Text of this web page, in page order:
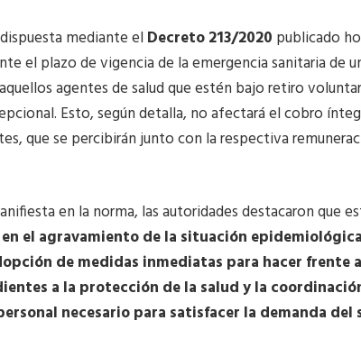
mediante el Decreto 213/2020 publicado
el plazo de vigencia de la emergencia sanitaria de
agentes de salud que estén bajo retiro
Esto, según detalla, no afectará el cobro
que se percibirán junto con la respectiva
en la norma, las autoridades destacaron que
el agravamiento de la situación
de medidas inmediatas para hacer frente
a la protección de la salud y la
necesario para satisfacer la demanda del